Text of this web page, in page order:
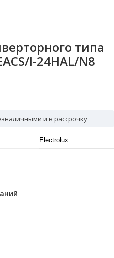
типа
I-24HAL/N8
и в рассрочку
Electrolux